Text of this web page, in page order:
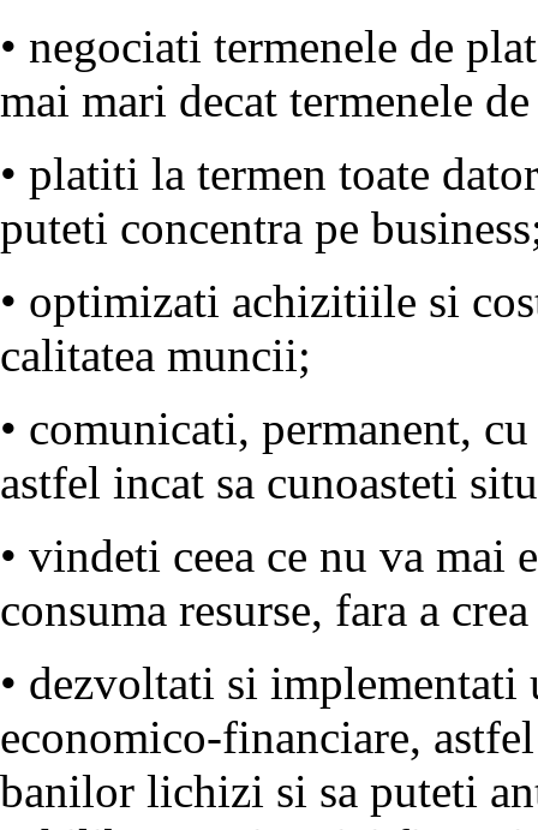
• negociati termenele de
mai mari decat termenele
• platiti la termen toate
puteti concentra pe
• optimizati achizitiile si
calitatea muncii;
• comunicati, permanent,
astfel incat sa cunoasteti
• vindeti ceea ce nu va mai
consuma resurse, fara a
• dezvoltati si implementati
economico-financiare,
banilor lichizi si sa puteti